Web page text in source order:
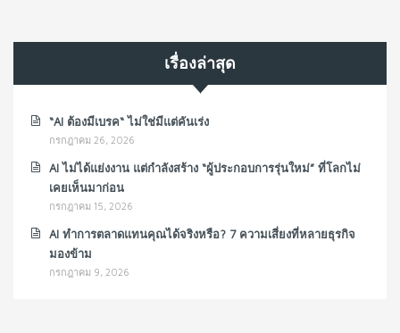
เรื่องล่าสุด
“AI ต้องมีเบรค“ ไม่ใช่มีแต่คันเร่ง
กรกฎาคม 26, 2026
AI ไม่ได้แย่งงาน แต่กำลังสร้าง “ผู้ประกอบการรุ่นใหม่” ที่โลกไม่
เคยเห็นมาก่อน
กรกฎาคม 15, 2026
AI ทำการตลาดแทนคุณได้จริงหรือ? 7 ความเสี่ยงที่หลายธุรกิจ
มองข้าม
กรกฎาคม 9, 2026